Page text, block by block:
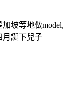
坡等地做model,
月誕下兒子